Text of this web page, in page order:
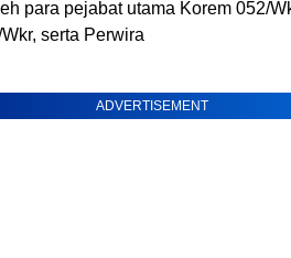
para pejabat utama Korem 052/
serta Perwira
ADVERTISEMENT